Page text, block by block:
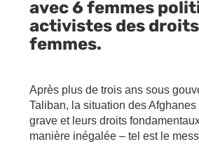
avec 6 femmes
activistes des
femmes.
Après plus de trois ans sous
Taliban, la situation des
grave et leurs droits
manière inégalée – tel est le